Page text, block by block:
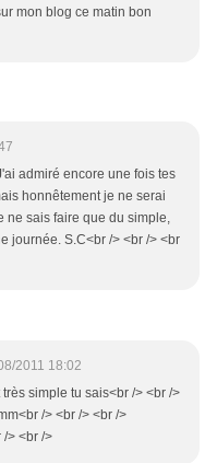
mon blog ce matin bon
admiré encore une fois tes
honnêtement je ne serai
ne sais faire que du simple,
journée. S.C<br /> <br /> <br
2011 18:02
simple tu sais<br /> <br />
/> <br /> <br />
/> <br />